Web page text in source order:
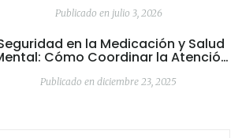
Publicado en julio 3, 2026
en la Medicación y Salud
Cómo Coordinar la Atención
Publicado en diciembre 23, 2025